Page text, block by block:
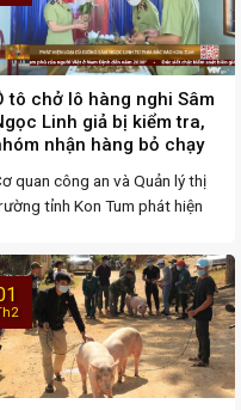
tô chở lô hàng nghi Sâm
Linh giả bị kiểm tra,
nhận hàng bỏ chạy
quan công an và Quản lý thị
tỉnh Kon Tum phát hiện